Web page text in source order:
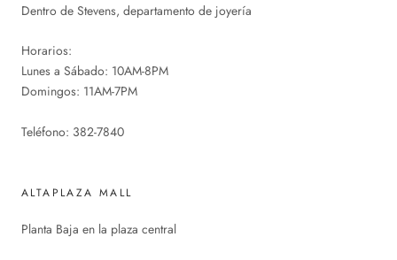
Dentro de Stevens, departamento de joyería
Horarios:
Lunes a Sábado: 10AM-8PM
Domingos: 11AM-7PM
Teléfono: 382-7840
ALTAPLAZA MALL
Planta Baja en la plaza central